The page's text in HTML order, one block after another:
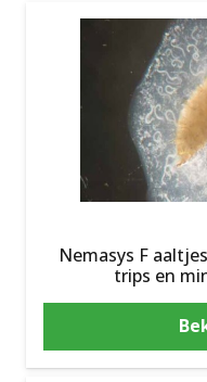
Nemasys F
trips en